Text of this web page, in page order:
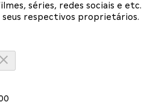
séries, redes sociais e etc.
seus respectivos proprietários.